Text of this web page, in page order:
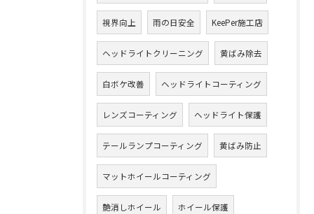
視界向上 雨の日安全 KeePer施工店
ヘッドライトクリーニング 黄ばみ除去
白ボケ改善 ヘッドライトコーティング
レンズコーティング ヘッドライト保護
テールランプコーティング 黄ばみ防止
マットホイールコーティング
艶消しホイール ホイール保護